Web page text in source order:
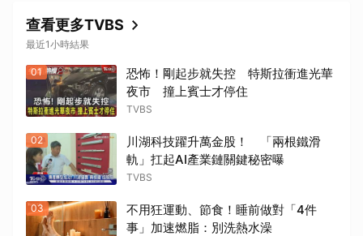
查看更多TVBS
最近1小時結果
01
恐怖！剛起步就失控 特斯拉衝進光華
夜市 撞上賓士才停住
TVBS
02
川湖科技躍升萬金股！ 「兩根鐵滑
軌」扛起AI產業鏈關鍵秘密曝
TVBS
03
不用狂運動、節食！睡前做對「4件
事」加速燃脂：別洗熱水澡